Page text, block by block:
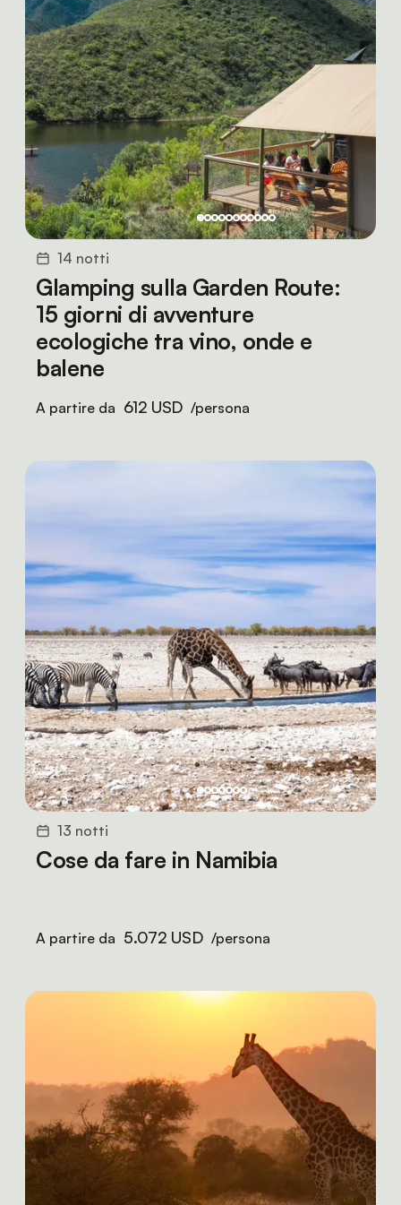
14 notti
Glamping sulla Garden Route:
15 giorni di avventure
ecologiche tra vino, onde e
balene
A partire da 612 USD /persona
13 notti
Cose da fare in Namibia
A partire da 5.072 USD /persona